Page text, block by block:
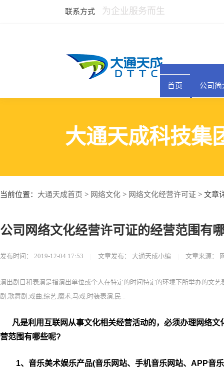
联系方式 为企业服务而生
首页 公司简
大通天成科技集
当前位置： 大通天成首页 > 网络文化 > 网络文化经营许可证 > 文章
公司网络文化经营许可证的经营范围有
发布时间： 2019-12-04 17:53 文章发布： 大通天成小编 文章来源：
演出剧目和表演是指演出单位或个人在特定的时间特定的环境下所举办的文
剧,歌舞剧,戏曲,综艺,魔术,马戏,时装表演,民...
凡是利用互联网从事文化相关经营活动的，必须办理网络
营范围有哪些呢?
1、音乐美术娱乐产品(音乐网站、手机音乐网站、APP音